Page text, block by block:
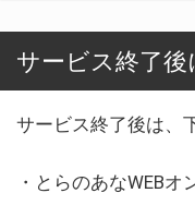
サービス終了後
サービス終了後は、
・とらのあなWEB